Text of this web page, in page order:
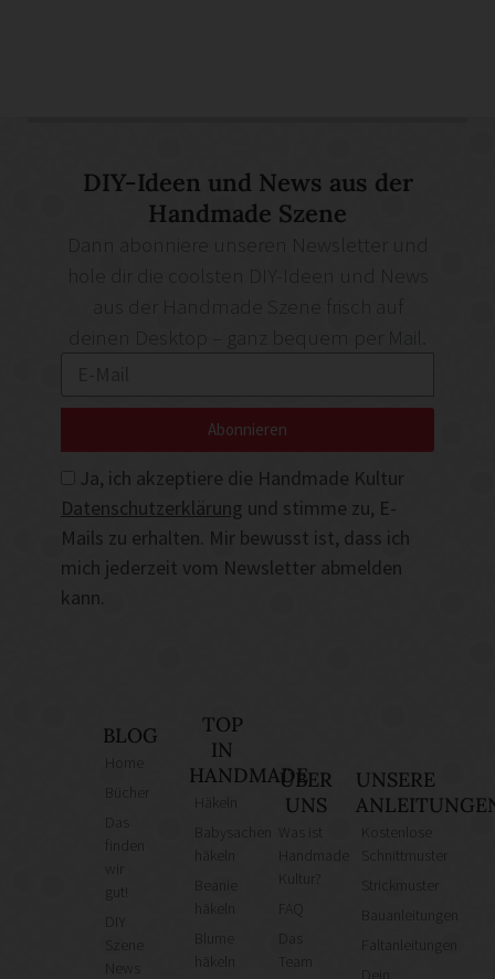
DIY-Ideen und News aus der
Handmade Szene
deinen Desktop – ganz bequem per Mail.
Ja, ich akzeptiere die Handmade Kultur
Datenschutzerklärung und stimme zu, E-
Mails zu erhalten. Mir bewusst ist, dass ich
mich jederzeit vom Newsletter abmelden
kann.
Abonnieren
BLOG
finden
gut!
News
TOP
IN
HANDMADE
häkeln
häkeln
ÜBER
UNS
Was ist
Kultur?
Team
UNSERE
Kostenlose
Schnittmuster
Strickmuster
Bauanleitungen
Faltanleitungen